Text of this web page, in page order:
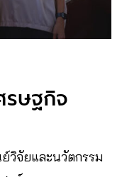
รษฐกิจ
วิจัยและนวัตกรรม